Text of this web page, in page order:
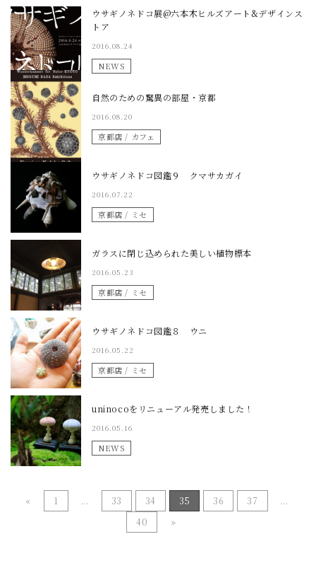
ウサギノネドコ展@六本木ヒルズアート&デザインス
トア
2016.08.24
NEWS
自然のための驚異の部屋・京都
2016.08.20
京都店 / カフェ
ウサギノネドコ図鑑９ クマサカガイ
2016.07.22
京都店 / ミセ
ガラスに閉じ込められた美しい植物標本
2016.05.23
京都店 / ミセ
ウサギノネドコ図鑑８ ウニ
2016.05.22
京都店 / ミセ
uninocoをリニューアル発売しました！
2016.05.16
NEWS
« 1 ... 33 34 35 36 37
...
40
»